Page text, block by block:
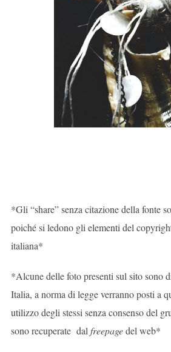
*Gli “share” senza citazione della fonte
poiché si ledono gli elementi del
italiana*
*Alcune delle foto presenti sul sito sono
Italia, a norma di legge verranno posti a
utilizzo degli stessi senza consenso del
sono recuperate dal freepagedel web*